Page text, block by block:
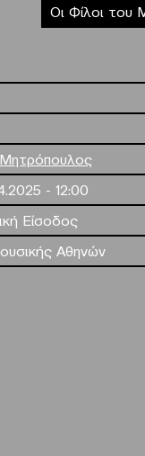
Οι Φίλοι του
- 12:00
Είσοδος
Αθηνών